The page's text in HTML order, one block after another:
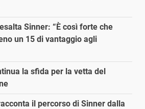
Sinner: “È così forte che
un 15 di vantaggio agli
la sfida per la vetta del
il percorso di Sinner dalla